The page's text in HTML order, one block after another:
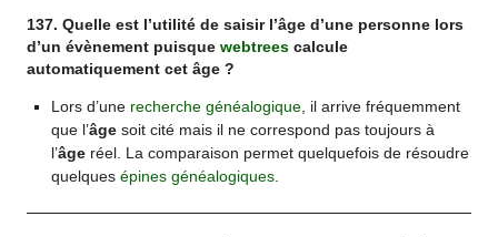
137. Quelle est l’utilité de saisir l’âge d’une personne lors
d’un évènement puisquewebtrees calcule
automatiquement cet âge ?
Lors d’une recherche généalogique, il arrive fréquemment
que l’âgesoit cité mais il ne correspond pas toujours à
l’âgeréel. La comparaison permet quelquefois de résoudre
quelques épines généalogiques.